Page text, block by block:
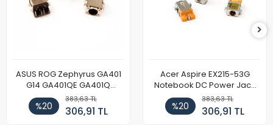
ASUS ROG Zephyrus GA401
G14 GA401QE GA401Q
GA402 GA402R GA402RK
HQ058T GA503QR GA503QS
GA503QM GA503QE GX650
%20
383,63 TL
306,91 TL
Acer Aspire EX215-53G
Notebook DC Power Jack
Soket
%20
383,63 TL
306,91 TL